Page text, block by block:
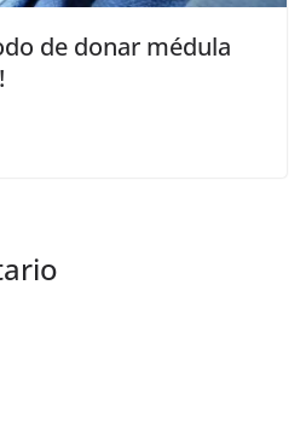
de donar médula